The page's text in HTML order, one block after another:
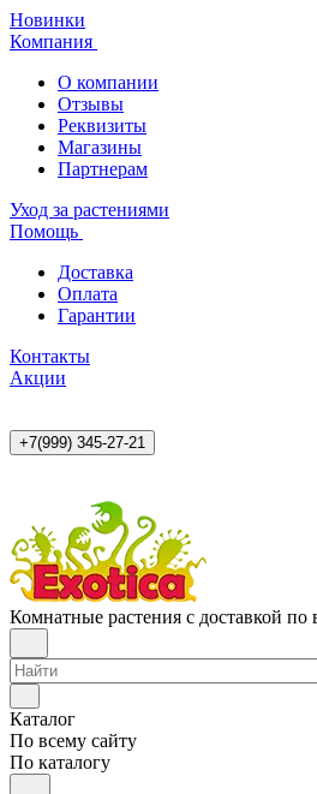
Новинки
Компания
О компании
Отзывы
Реквизиты
Магазины
Партнерам
Уход за растениями
Помощь
Доставка
Оплата
Гарантии
Контакты
Акции
+7(999) 345-27-21
Комнатные растения с доставкой по
Каталог
По всему сайту
По каталогу